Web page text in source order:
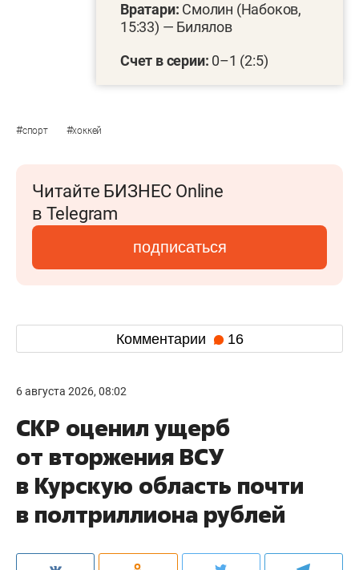
Вратари: Смолин (Набоков,
15:33) — Билялов
Счет в серии: 0–1 (2:5)
#спорт #хоккей
Читайте БИЗНЕС Online
в Telegram
подписаться
Комментарии 16
6 августа 2026, 08:02
СКР оценил ущерб
от вторжения ВСУ
в Курскую область почти
в полтриллиона рублей